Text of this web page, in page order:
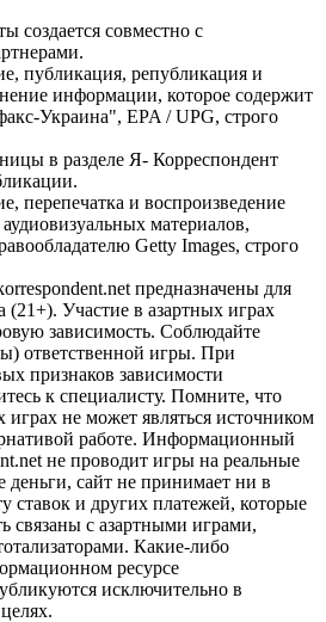
создается совместно с
публикация, републикация и
информации, которое содержит
Украина", EPA / UPG, строго
в разделе Я- Корреспондент
перепечатка и воспроизведение
материалов,
Getty Images, строго
предназначены для
(21+). Участие в азартных играх
зависимость. Соблюдайте
ответственной игры. При
признаков зависимости
к специалисту. Помните, что
играх не может являться источником
работе. Информационный
не проводит игры на реальные
деньги, сайт не принимает ни в
ставок и других платежей, которые
связаны с азартными играми,
Какие-либо
ресурсе
исключительно в